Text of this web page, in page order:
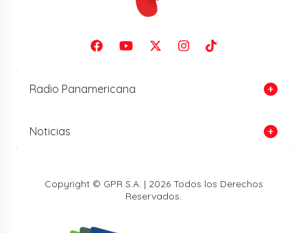
Radio Panamericana
Noticias
Copyright © GPR S.A. | 2026 Todos los Derechos
Reservados.